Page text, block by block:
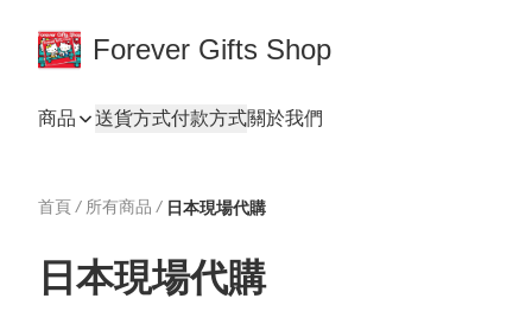
Forever Gifts Shop
商品 送貨方式付款方式關於我們
首頁 / 所有商品 / 日本現場代購
日本現場代購